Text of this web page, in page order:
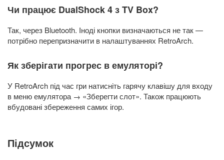
Чи працює DualShock 4 з TV Box?
Так, через Bluetooth. Іноді кнопки визначаються не так —
потрібно перепризначити в налаштуваннях RetroArch.
Як зберігати прогрес в емуляторі?
У RetroArch під час гри натисніть гарячу клавішу для входу
в меню емулятора → «Зберегти слот». Також працюють
вбудовані збереження самих ігор.
Підсумок